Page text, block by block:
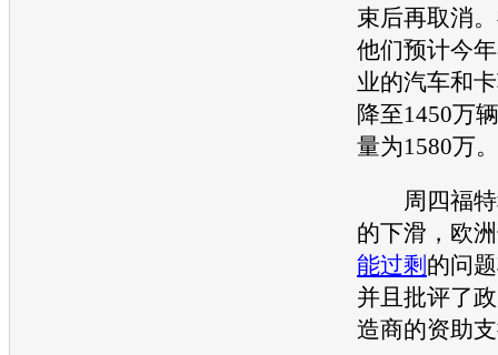
束后再取消。
他们预计今
业的汽车和
降至1450万
量为1580万。
周四福特
的下滑，欧
能过剩 的问
并且批评了
造商的资助